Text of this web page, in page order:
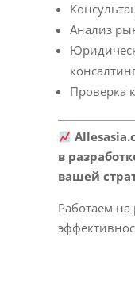
Анализ
Проверка
в
вашей
Работаем на